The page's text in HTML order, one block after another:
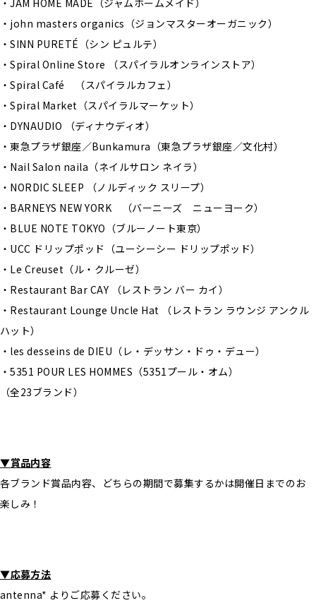
・JAM HOME MADE（ジャムホームメイド）
・john masters organics（ジョンマスターオーガニック）
・SINN PURETÉ（シン ピュルテ）
・Spiral Online Store （スパイラルオンラインストア）
・Spiral Café （スパイラルカフェ）
・Spiral Market（スパイラルマーケット）
・DYNAUDIO （ディナウディオ）
・東急プラザ銀座／Bunkamura（東急プラザ銀座／文化村）
・Nail Salon naila（ネイルサロン ネイラ）
・NORDIC SLEEP （ノルディック スリープ）
・BARNEYS NEW YORK （バーニーズ ニューヨーク）
・BLUE NOTE TOKYO（ブルーノート東京）
・UCC ドリップポッド（ユーシーシー ドリップポッド）
・Le Creuset（ル・クルーゼ）
・Restaurant Bar CAY （レストラン バー カイ）
・Restaurant Lounge Uncle Hat （レストラン ラウンジ アンクル
ハット）
・les desseins de DIEU（レ・デッサン・ドゥ・デュー）
・5351 POUR LES HOMMES（5351プール・オム）
（全23ブランド）
▼賞品内容
各ブランド賞品内容、どちらの期間で募集するかは開催日までのお
楽しみ！
▼応募方法
antenna* よりご応募ください。